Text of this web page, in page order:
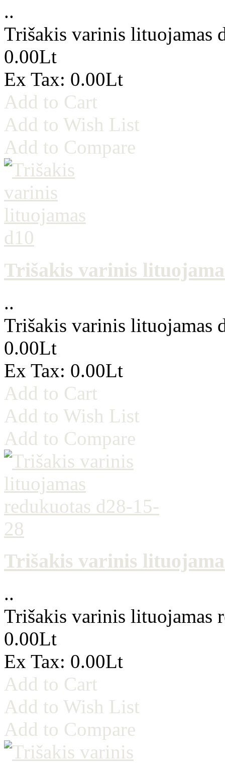
..
Trišakis varinis lituojamas
0.00Lt
Ex Tax: 0.00Lt
Add to Cart
Add to Wish List
Add to Compare
Trišakis varinis
..
Trišakis varinis lituojamas
0.00Lt
Ex Tax: 0.00Lt
Add to Cart
Add to Wish List
Add to Compare
Trišakis varinis
..
Trišakis varinis lituojamas
0.00Lt
Ex Tax: 0.00Lt
Add to Cart
Add to Wish List
Add to Compare